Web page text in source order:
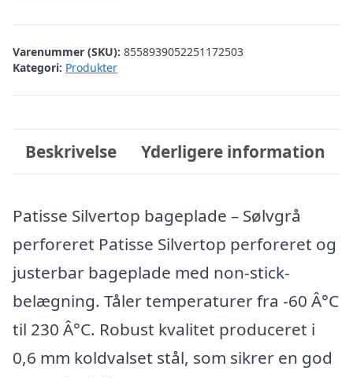
Varenummer (SKU): 8558939052251172503
Kategori: Produkter
Beskrivelse Yderligere information
Patisse Silvertop bageplade – Sølvgrå
perforeret Patisse Silvertop perforeret og
justerbar bageplade med non-stick-
belægning. Tåler temperaturer fra -60 Â°C
til 230 Â°C. Robust kvalitet produceret i
0,6 mm koldvalset stål, som sikrer en god